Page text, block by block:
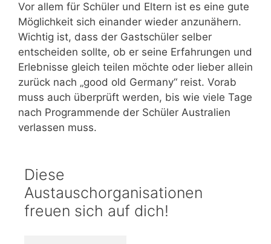
Vor allem für Schüler und Eltern ist es eine gute
Möglichkeit sich einander wieder anzunähern.
Wichtig ist, dass der Gastschüler selber
entscheiden sollte, ob er seine Erfahrungen und
Erlebnisse gleich teilen möchte oder lieber allein
zurück nach „good old Germany“ reist. Vorab
muss auch überprüft werden, bis wie viele Tage
nach Programmende der Schüler Australien
verlassen muss.
Diese
Austauschorganisationen
freuen sich auf dich!